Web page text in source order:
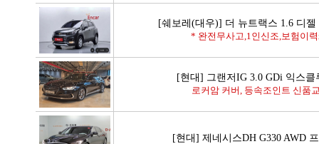
[쉐보레(대우)] 더 뉴트랙스 1.6 디젤
* 완전무사고,1인신조,보험이
[현대] 그랜저IG 3.0 GDi 익스클
로커암 커버, 등속조인트 신품
[현대] 제네시스DH G330 AWD